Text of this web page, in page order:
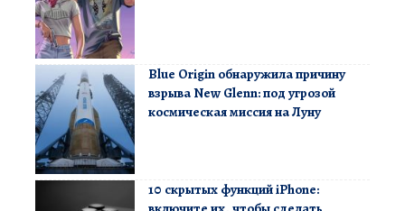
Blue Origin обнаружила причину
взрыва New Glenn: под угрозой
космическая миссия на Луну
10 скрытых функций iPhone: